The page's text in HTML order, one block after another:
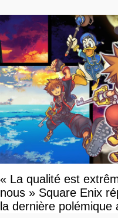
« La qualité est
nous » Square Enix
la dernière